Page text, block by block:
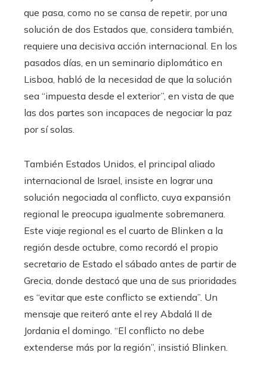
que pasa, como no se cansa de repetir, por una
solución de dos Estados que, considera también,
requiere una decisiva acción internacional. En los
pasados días, en un seminario diplomático en
Lisboa, habló de la necesidad de que la solución
sea “impuesta desde el exterior”, en vista de que
las dos partes son incapaces de negociar la paz
por sí solas.
También Estados Unidos, el principal aliado
internacional de Israel, insiste en lograr una
solución negociada al conflicto, cuya expansión
regional le preocupa igualmente sobremanera.
Este viaje regional es el cuarto de Blinken a la
región desde octubre, como recordó el propio
secretario de Estado el sábado antes de partir de
Grecia, donde destacó que una de sus prioridades
es “evitar que este conflicto se extienda”. Un
mensaje que reiteró ante el rey Abdalá II de
Jordania el domingo. “El conflicto no debe
extenderse más por la región”, insistió Blinken.